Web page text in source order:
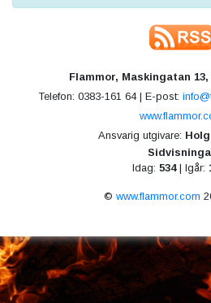
Flammor, Maskingatan 13,
Telefon: 0383-161 64 | E-post:
Ansvarig utgivare:
Idag: 534| Igår:
© www.flammor.com